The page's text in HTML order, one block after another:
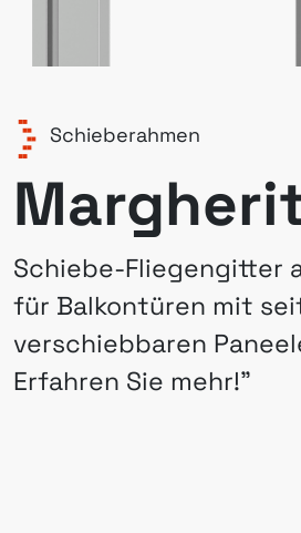
Schieberahmen
Schiebe-Fliegengitter
für Balkontüren mit
verschiebbaren
Erfahren Sie mehr!”